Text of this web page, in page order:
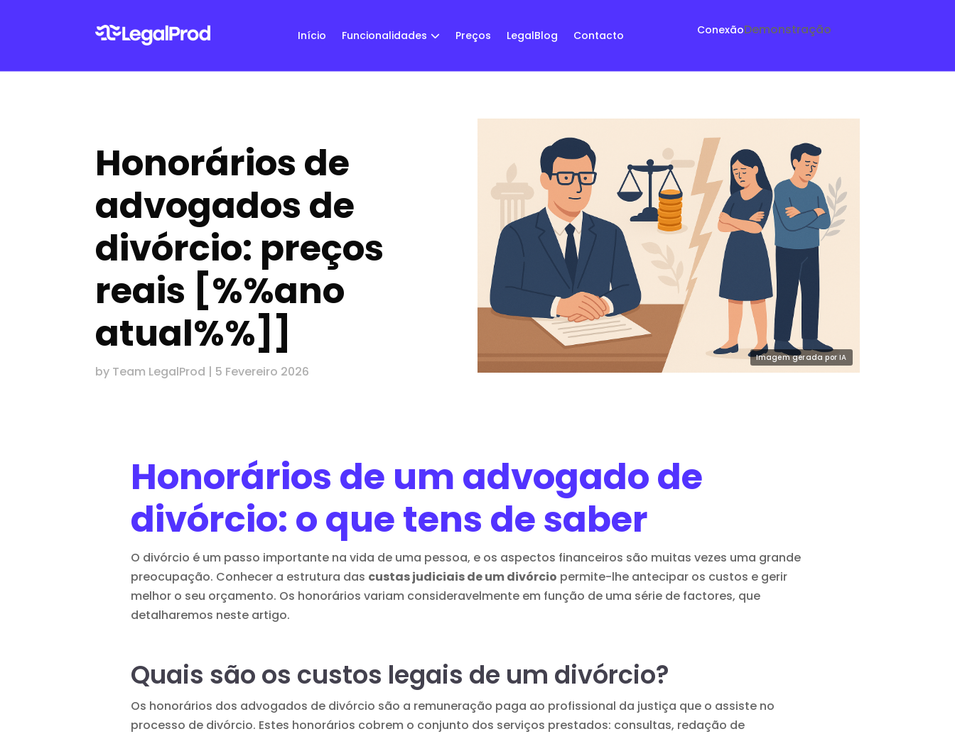
Início Funcionalidades Preços LegalBlog Contacto ConexãoDemonstração
Honorários de
advogados de
divórcio: preços
reais [%%ano
atual%%]]
by Team LegalProd | 5 Fevereiro 2026
Honorários de um advogado de
divórcio: o que tens de saber
O divórcio é um passo importante na vida de uma pessoa, e os aspectos financeiros são muitas vezes uma grande
preocupação. Conhecer a estrutura das custas judiciais de um divórcio permite-lhe antecipar os custos e gerir
melhor o seu orçamento. Os honorários variam consideravelmente em função de uma série de factores, que
detalharemos neste artigo.
Quais são os custos legais de um divórcio?
Os honorários dos advogados de divórcio são a remuneração paga ao profissional da justiça que o assiste no
processo de divórcio. Estes honorários cobrem o conjunto dos serviços prestados: consultas, redação de